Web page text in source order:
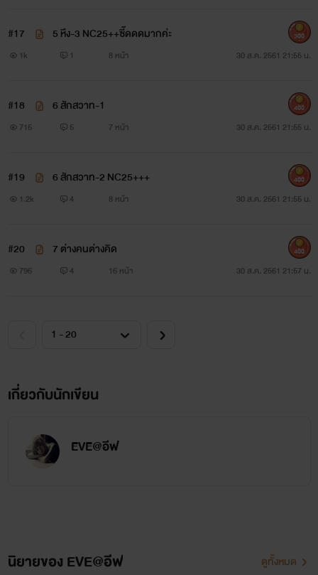
เข้มจนทำเอาเลือดสาวเต้นเร่าๆและดูเหมือนว่าพรหมลิขิตจะ
นำพาให้ทั้งคู่ได้มาระเริงรสรักร้อนๆ ด้วยกัน เมื่อมีเหตุทำให้ดิว
ดิวลดาสาวสวยนักศึกษามหาวิทยาลัยชื่อดัง ตอนนี้เธอเรียนอยู่ชั้น
หลุดออกมาจากวรรณคดีก็ไม่ปาน แต่ใครจะคิดว่าเธอกลับ
ชื่อภาษาอังกฤษของตัวเอง โดยคิดว่าอีกข้างจะสักชื่อสามีใน
#17 5 หึง-3 NC25++ซี๊ดดดมากค่ะ
1k 1 8 หน้า 30 ส.ค. 2561 21:55 น.
300
#18 6 สักสวาท-1
715 5 7 หน้า 30 ส.ค. 2561 21:55 น.
400
#19 6 สักสวาท-2 NC25+++
1.2k 4 8 หน้า 30 ส.ค. 2561 21:55 น.
400
#20 7 ต่างคนต่างคิด
796 4 16 หน้า 30 ส.ค. 2561 21:57 น.
400
เกี่ยวกับนักเขียน
EVE@อีฟ
นิยายของ EVE@อีฟ ดูทั้งหมด